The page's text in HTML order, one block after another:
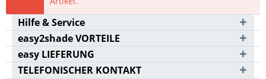
Hilfe & Service
easy2shade VORTEILE
easy LIEFERUNG
TELEFONISCHER KONTAKT